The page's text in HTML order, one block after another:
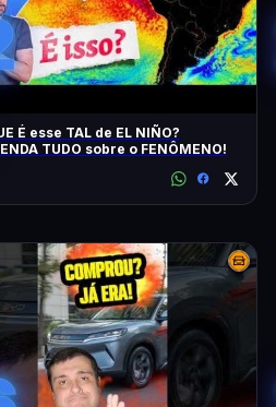
É esse TAL de EL NIÑO?
TUDO sobre o FENÔMENO!